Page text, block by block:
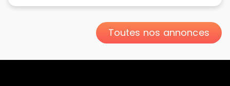
Toutes nos annonces